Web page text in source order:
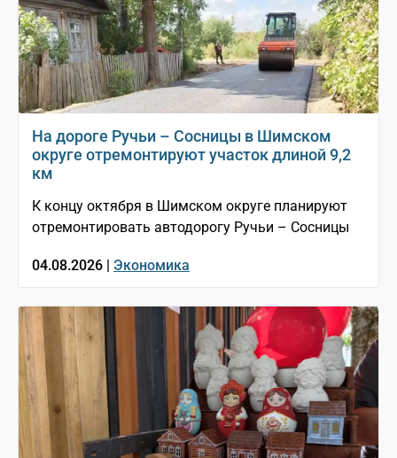
На дороге Ручьи – Сосницы в Шимском
округе отремонтируют участок длиной 9,2
км
К концу октября в Шимском округе планируют
отремонтировать автодорогу Ручьи – Сосницы
04.08.2026 | Экономика